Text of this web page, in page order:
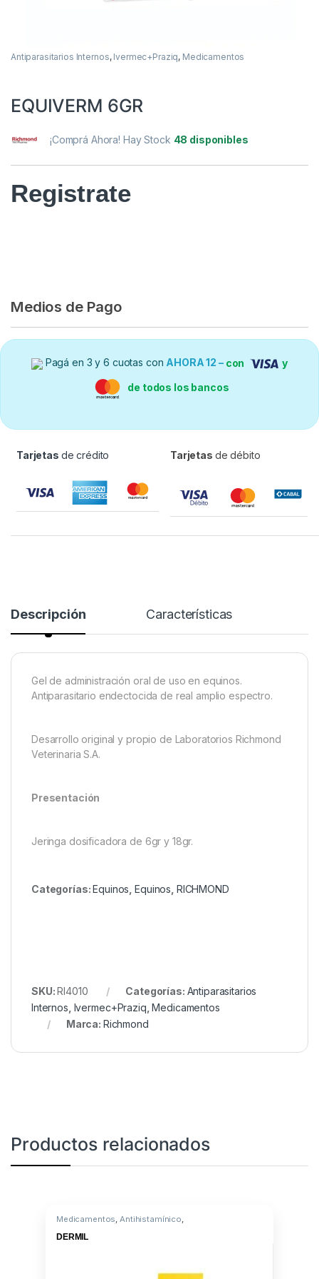
Antiparasitarios Internos, Ivermec+Praziq, Medicamentos
EQUIVERM 6GR
¡Comprá Ahora! Hay Stock 48 disponibles
Registrate
Medios de Pago
Pagá en 3 y 6 cuotas con AHORA 12 – con y
de todos los bancos
Tarjetas de crédito Tarjetas de débito
Descripción Características
Gel de administración oral de uso en equinos.
Antiparasitario endectocida de real amplio espectro.
Desarrollo original y propio de Laboratorios Richmond
Veterinaria S.A.
Presentación
Jeringa dosificadora de 6gr y 18gr.
Categorías:Equinos ,Equinos RICHMOND
SKU:RI4010 Categorías: Antiparasitarios
Internos Ivermec+Praziq ,Medicamentos
Marca: Richmond
Productos relacionados
Medicamentos Antihistamínico
Triamcinolona/Clorferinamina
DERMIL